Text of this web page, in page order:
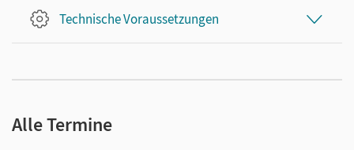
Technische Voraussetzungen
Alle Termine